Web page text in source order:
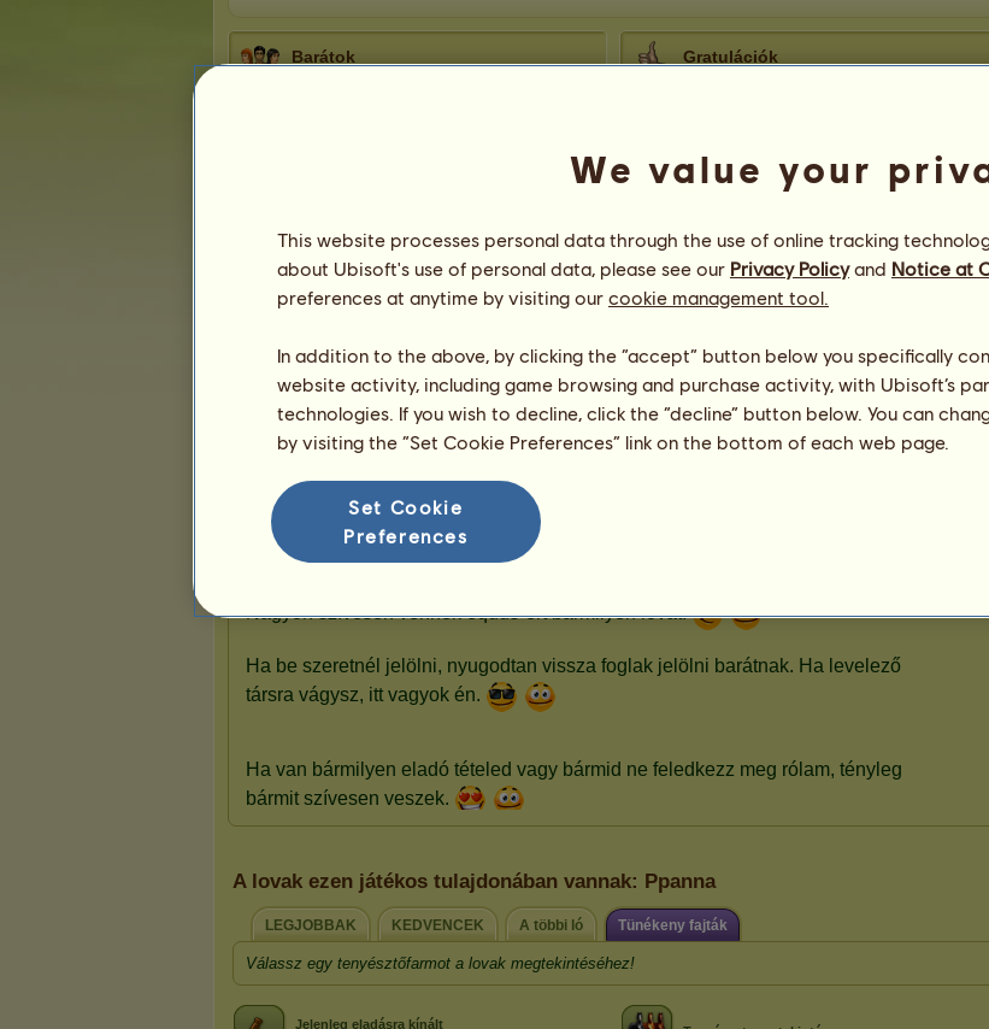
Barátok Gratulációk
Overdorsz
209 nap ezelőtt
Detti723
261 nap ezelőtt
Fahéjascsiga
291 nap ezelőtt
0 1 11 53
Bemutató
A lovak ezen játékos tulajdonában vannak: Ppanna
LEGJOBBAK KEDVENCEK A többi ló Tünékeny fajták
Válassz egy tenyésztőfarmot a lovak megtekintéséhez!
Jelenleg eladásra kínált
We value your
This website processes personal data through the use of online tracking
about Ubisoft's use of personal data, please see our Privacy Policyand Notice at
preferences at anytime by visiting our cookie management tool.
In addition to the above, by clicking the “accept” button below you specifically
website activity, including game browsing and purchase activity, with Ubisoft’s
technologies. If you wish to decline, click the “decline” button below. You can
by visiting the “Set Cookie Preferences” link on the bottom of each web page.
Set Cookie
Preferences